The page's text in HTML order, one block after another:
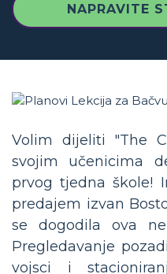
NAPRAVITE
Volim dijeliti "The
svojim učenicima
prvog tjedna škole!
predajem izvan
se dogodila ova
Pregledavanje
vojsci i